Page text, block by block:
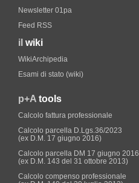
Newsletter 01pa
Feed RSS
il wiki
WikiArchipedia
Esami di stato (wiki)
p+A tools
Calcolo fattura professionale
Calcolo parcella D.Lgs.36/2023
(ex D.M. 17 giugno 2016)
Calcolo parcella DM 17 giugno 2016
(ex D.M. 143 del 31 ottobre 2013)
Calcolo compenso professionale